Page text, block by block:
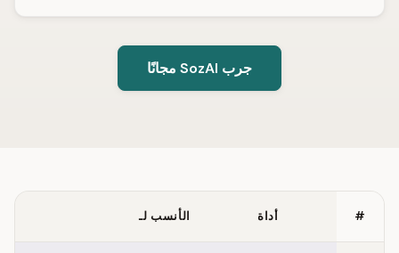
جرب SozAI مجانًا
# أداة الأنسب لـ